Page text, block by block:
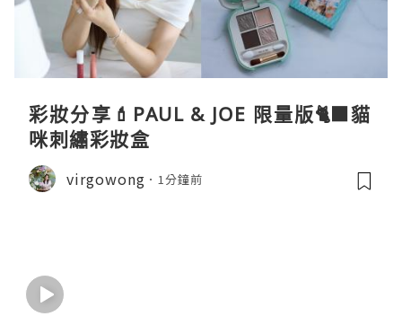
彩妝分享💄PAUL & JOE 限量版🐈‍⬛貓
咪刺繡彩妝盒
virgowong 1分鐘前